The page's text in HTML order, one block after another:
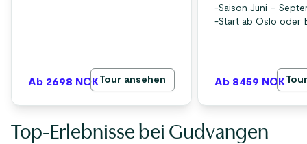
Ab 2698 NOKTour ansehen
-Saison Juni –
-Start ab Oslo oder
Ab 8459 NOK
Top-Erlebnisse bei Gudvangen